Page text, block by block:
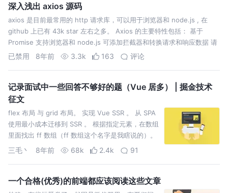
深入浅出 axios 源码
axios 是目前最常用的 http 请求库，可以用于浏览器和 node.js , 在
github 上已有 43k star 左右之多。 Axios 的主要特性包括： 基于
Promise 支持浏览器和 node.js 可添加拦截器和转换请求和响应数据 请
求可以取消 自动转换…
已禁用 8年前 3.3k 163 评论
记录面试中一些回答不够好的题（Vue 居多） | 掘金技术
征文
flex 布局 与 grid 布局。 实现 Vue SSR 。 从 SPA
使用最小成本迁移到 SSR 。 根据指定元素，在数组
里面找出 ff 数组（ff 数组这个名字是我瞎说的）。
比如数组 [2, 3, 6, 7] ，指定元素 7，则 ff 数组是
三毛丶 8年前 68k 2.4k 91
一个合格(优秀)的前端都应该阅读这些文章